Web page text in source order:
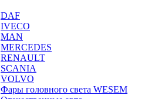
DAF
IVECO
MAN
MERCEDES
RENAULT
SCANIA
VOLVO
Фары головного света WESEM